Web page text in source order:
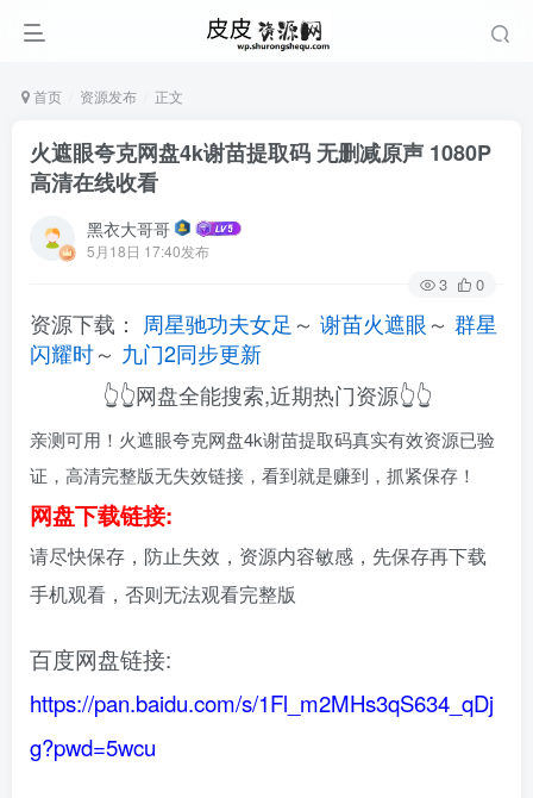
首页 资源发布 正文
火遮眼夸克网盘4k谢苗提取码 无删减原声 1080P
高清在线收看
黑衣大哥哥
5月18日 17:40发布
3 0
资源下载： 周星驰功夫女足 ～ 谢苗火遮眼～ 群星
闪耀时～ 九门2同步更新
👆👆网盘全能搜索,近期热门资源👆👆
亲测可用！火遮眼夸克网盘4k谢苗提取码真实有效资源已验
证，高清完整版无失效链接，看到就是赚到，抓紧保存！
网盘下载链接:
请尽快保存，防止失效，资源内容敏感，先保存再下载
手机观看，否则无法观看完整版
百度网盘链接:
https://pan.baidu.com/s/1Fl_m2MHs3qS634_qDj
g?pwd=5wcu